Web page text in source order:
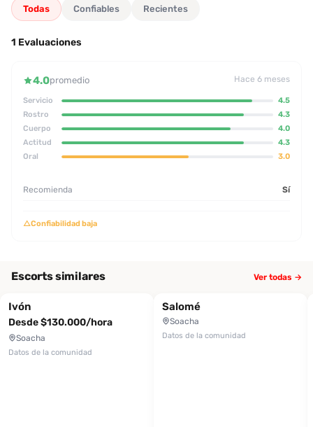
Todas Confiables Recientes
1 Evaluaciones
4.0promedio Hace 6 meses
Servicio
4.5
Rostro
4.3
Cuerpo
4.0
Actitud
4.3
Oral
3.0
Recomienda Sí
△Confiabilidad baja
Escorts similares Ver todas →
Ivón
Desde $130.000/hora
Soacha
Datos de la comunidad
Salomé
Soacha
Datos de la comunidad